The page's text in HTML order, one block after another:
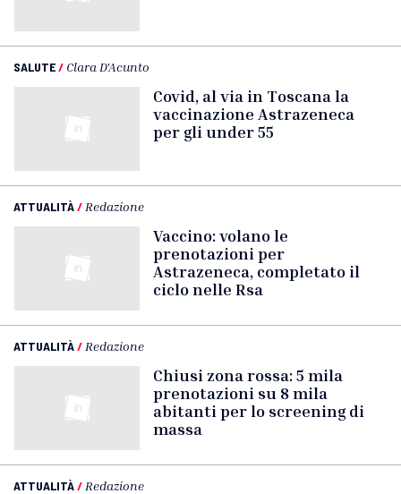
SALUTE/ Clara D'Acunto
Covid, al via in Toscana la
vaccinazione Astrazeneca
per gli under 55
ATTUALITÀ/ Redazione
Vaccino: volano le
prenotazioni per
Astrazeneca, completato il
ciclo nelle Rsa
ATTUALITÀ/ Redazione
Chiusi zona rossa: 5 mila
prenotazioni su 8 mila
abitanti per lo screening di
massa
ATTUALITÀ/ Redazione